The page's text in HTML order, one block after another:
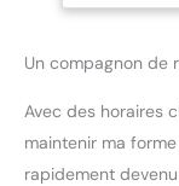
Un compagnon de
Avec des horaires
maintenir ma
rapidement